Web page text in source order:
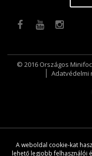
© 2016 Országos
Adatvédelmi
A weboldal cookie-kat
lehető legjobb felhasználói